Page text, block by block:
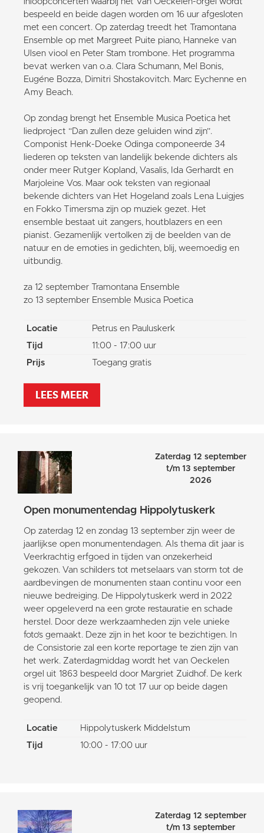
bespeeld en beide dagen worden om 16 uur afgesloten
met een concert. Op zaterdag treedt het Tramontana
Ensemble op met Margreet Puite piano, Hanneke van
Ulsen viool en Peter Stam trombone. Het programma
bevat werken van o.a. Clara Schumann, Mel Bonis,
Eugéne Bozza, Dimitri Shostakovitch. Marc Eychenne en
Amy Beach.
Op zondag brengt het Ensemble Musica Poetica het
liedproject “Dan zullen deze geluiden wind zijn”.
Componist Henk-Doeke Odinga componeerde 34
liederen op teksten van landelijk bekende dichters als
onder meer Rutger Kopland, Vasalis, Ida Gerhardt en
Marjoleine Vos. Maar ook teksten van regionaal
bekende dichters van Het Hogeland zoals Lena Luigjes
en Fokko Timersma zijn op muziek gezet. Het
ensemble bestaat uit zangers, houtblazers en een
pianist. Gezamenlijk vertolken zij de beelden van de
natuur en de emoties in gedichten, blij, weemoedig en
uitbundig.
za 12 september Tramontana Ensemble
zo 13 september Ensemble Musica Poetica
Locatie
Petrus en Pauluskerk
Tijd
11:00 - 17:00 uur
Prijs
Toegang gratis
LEES MEER
Zaterdag 12 september
t/m 13 september
2026
Open monumentendag Hippolytuskerk
Op zaterdag 12 en zondag 13 september zijn weer de
jaarlijkse open monumentendagen. Als thema dit jaar is
Veerkrachtig erfgoed in tijden van onzekerheid
gekozen. Van schilders tot metselaars van storm tot de
aardbevingen de monumenten staan continu voor een
nieuwe bedreiging. De Hippolytuskerk werd in 2022
weer opgeleverd na een grote restauratie en schade
herstel. Door deze werkzaamheden zijn vele unieke
foto’s gemaakt. Deze zijn in het koor te bezichtigen. In
de Consistorie zal een korte reportage te zien zijn van
het werk. Zaterdagmiddag wordt het van Oeckelen
orgel uit 1863 bespeeld door Margriet Zuidhof. De kerk
is vrij toegankelijk van 10 tot 17 uur op beide dagen
geopend.
Locatie
Hippolytuskerk Middelstum
Tijd
10:00 - 17:00 uur
Zaterdag 12 september
t/m 13 september